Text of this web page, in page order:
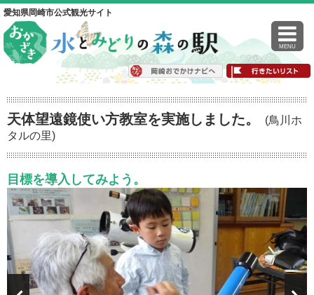
愛知県岡崎市公式観光サイト
MENU
天体望遠鏡使い方教室を実施しました。
(鳥川ホ
タルの里)
目標を導入してみよう。